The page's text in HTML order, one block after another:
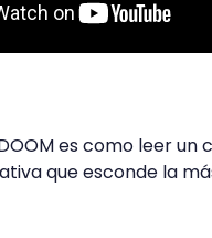
es como leer
que esconde la